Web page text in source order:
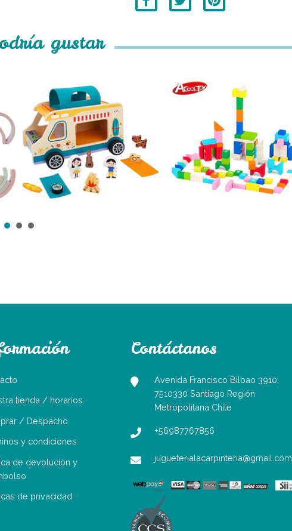
gustar
Auto de Camping
Juguete de ...
$27.990
Bloques de
madera - 60
piez...
$15.990
tienda / horarios
/ Despacho
y condiciones
de devolución y
de privacidad
Contáctanos
Avenida Francisco Bilbao 3910,
7510330 Santiago Región
Metropolitana Chile
+56987767856
jugueterialacarpinteria@gmail.com